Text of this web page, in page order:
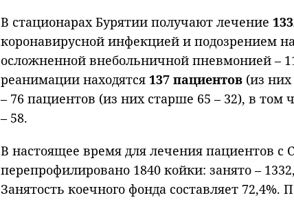
В стационарах Бурятии получают лечение
коронавирусной инфекцией и подозрением
осложненной внебольничной пневмонией –
реанимации находятся 137 пациентов (из
– 76 пациентов (из них старше 65 – 32), в
– 58.
В настоящее время для лечения пациентов с
перепрофилировано 1840 койки: занято –
Занятость коечного фонда составляет